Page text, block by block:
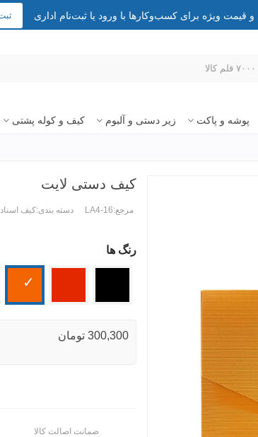
ویژه برای کسب‌وکارها با ورود یا ثبت‌نام اداری
پوشه و پاکت زیر دستی و آلبوم کیف و کوله پشتی
کیف دستی لایت
مرجع:LA4-16 دسته بندی:کیف
ادامه مطلب +
رنگ ها
300,300 تومان
ضمانت اصالت کالا